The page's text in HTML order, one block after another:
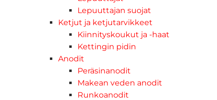
Lepuuttajan suojat
Ketjut ja ketjutarvikkeet
Kiinnityskoukut ja -haat
Kettingin pidin
Anodit
Peräsinanodit
Makean veden anodit
Runkoanodit